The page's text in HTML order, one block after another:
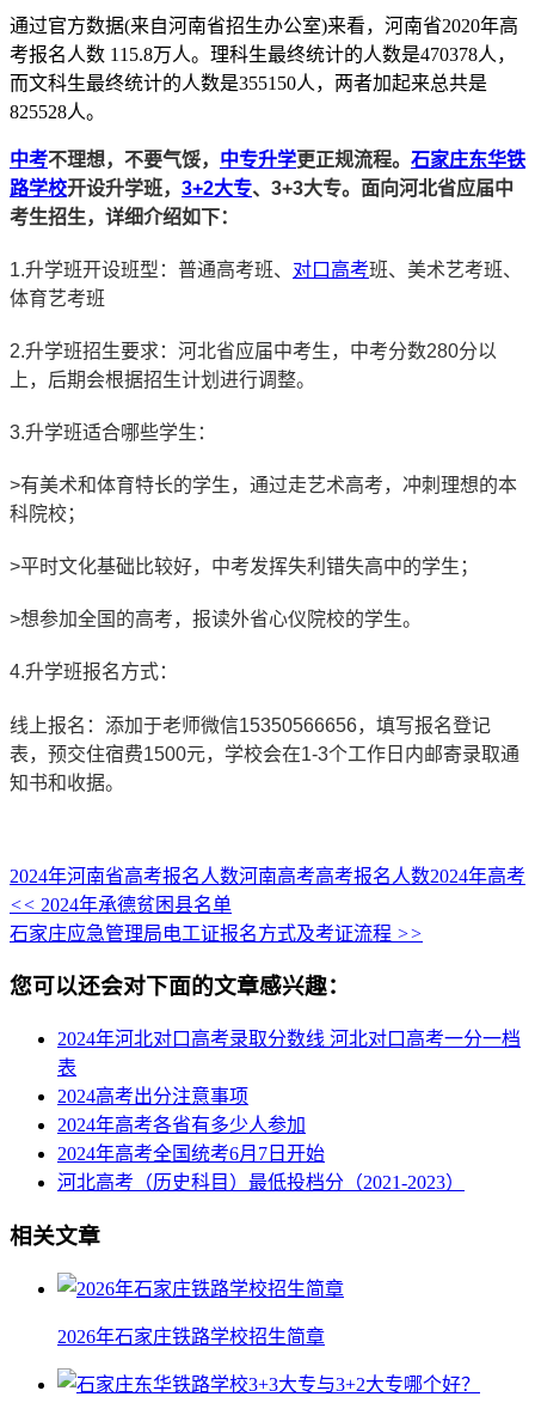
通过官方数据(来自河南省招生办公室)来看，河南省2020年高
考报名人数 115.8万人。理科生最终统计的人数是470378人，
而文科生最终统计的人数是355150人，两者加起来总共是
825528人。
中考不理想，不要气馁， 中专升学更正规流程。 石家庄东华铁
路学校开设升学班， 3+2大专、3+3大专。面向河北省应届中
考生招生，详细介绍如下：
1.升学班开设班型：普通高考班、 对口高考班、美术艺考班、
体育艺考班
2.升学班招生要求：河北省应届中考生，中考分数280分以
上，后期会根据招生计划进行调整。
3.升学班适合哪些学生：
>有美术和体育特长的学生，通过走艺术高考，冲刺理想的本
科院校；
>平时文化基础比较好，中考发挥失利错失高中的学生；
>想参加全国的高考，报读外省心仪院校的学生。
4.升学班报名方式：
线上报名：添加于老师微信15350566656，填写报名登记
表，预交住宿费1500元，学校会在1-3个工作日内邮寄录取通
知书和收据。
2024年河南省高考报名人数河南高考高考报名人数2024年高考
<< 2024年承德贫困县名单
石家庄应急管理局电工证报名方式及考证流程 >>
您可以还会对下面的文章感兴趣：
2024年河北对口高考录取分数线 河北对口高考一分一档
表
2024高考出分注意事项
2024年高考各省有多少人参加
2024年高考全国统考6月7日开始
河北高考（历史科目）最低投档分（2021-2023）
相关文章
2026年石家庄铁路学校招生简章